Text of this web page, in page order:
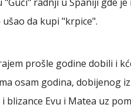
da kupi "krpice".
prošle godine dobili i
osam godina, dobijenog
blizance Evu i Matea uz